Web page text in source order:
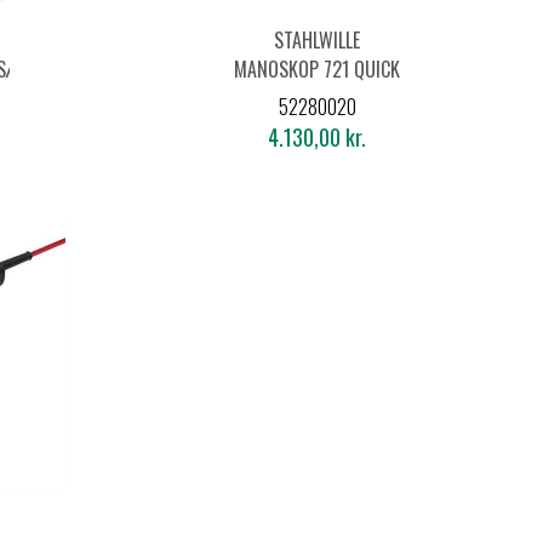
STAHLWILLE
MANOSKOP 721 QUICK
MOMENTNØGLE 40-
200NM M.1/2"
SKRALDEHOVED
52280020
4.130,00 kr.